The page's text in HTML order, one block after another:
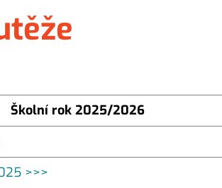
Školní rok 2025/2026
>>>